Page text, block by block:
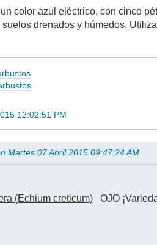
color azul eléctrico, con cinco
drenados y húmedos.
12:02:51 PM
Martes 07 Abril 2015 09:47:24 AM
(Echium creticum) OJO